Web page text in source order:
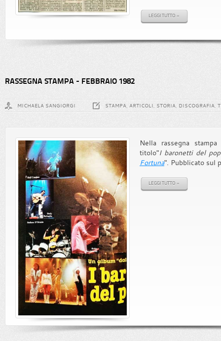
LEGGI TUTTO »
RASSEGNA STAMPA - FEBBRAIO 1982
MICHAELA SANGIORGI STAMPA, ARTICOLI, STORIA, DISCOGRAFIA,
Nella rassegna
titolo"I baronetti del
Fortuna". Pubblicato sul
LEGGI TUTTO »